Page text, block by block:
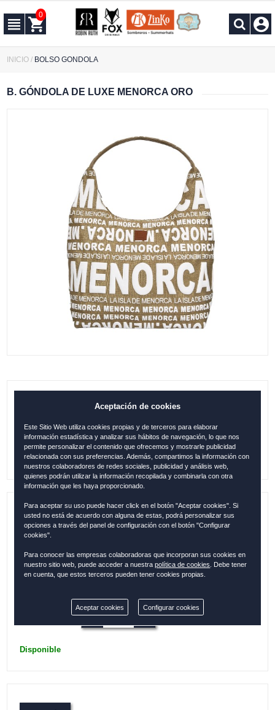
0
INICIO / BOLSO GONDOLA
B. GÓNDOLA DE LUXE MENORCA ORO
B. GÓNDOLA DE LUXE MENORCA ORO
24.95€
Referencia: MEN001
Bolsillos interiores
Disponible
Aceptación de cookies
Este Sitio Web utiliza cookies propias y de terceros para elaborar
información estadística y analizar sus hábitos de navegación, lo que nos
permite personalizar el contenido que ofrecemos y mostrarle publicidad
relacionada con sus preferencias. Además, compartimos la información con
nuestros colaboradores de redes sociales, publicidad y análisis web,
quienes podrán utilizar la información recopilada y combinarla con otra
información que les haya proporcionado.
Para aceptar su uso puede hacer click en el botón "Aceptar cookies". Si
usted no está de acuerdo con alguna de estas, podrá personalizar sus
opciones a través del panel de configuración con el botón "Configurar
cookies".
Para conocer las empresas colaboradoras que incorporan sus cookies en
nuestro sitio web, puede acceder a nuestrapolítica de cookies
. Debe tener
en cuenta, que estos terceros pueden tener cookies propias.
Aceptar cookies Configurar cookies